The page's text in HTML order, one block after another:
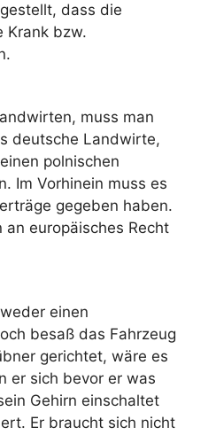
dass die
Krank bzw.
muss man
deutsche Landwirte,
polnischen
Im Vorhinein muss es
gegeben haben.
an europäisches Recht
einen
besaß das Fahrzeug
gerichtet, wäre es
er sich bevor er was
Gehirn einschaltet
Er braucht sich nicht